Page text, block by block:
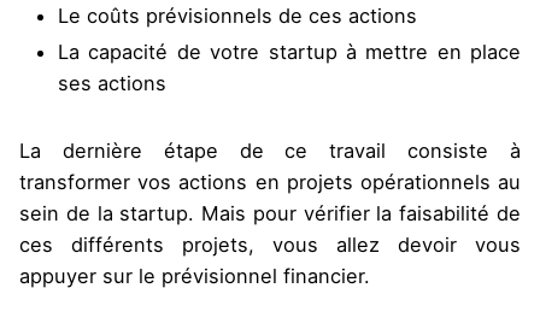
Le coûts prévisionnels de ces actions
La capacité de votre startup à mettre en place
ses actions
La dernière étape de ce travail consiste à
transformer vos actions en projets opérationnels au
sein de la startup. Mais pour vérifier la faisabilité de
ces différents projets, vous allez devoir vous
appuyer sur le prévisionnel financier.